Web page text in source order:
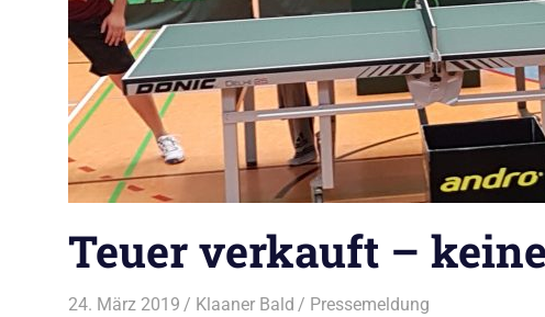
Teuer verkauft –
24. März 2019 Klaaner Bald Pressemeldung